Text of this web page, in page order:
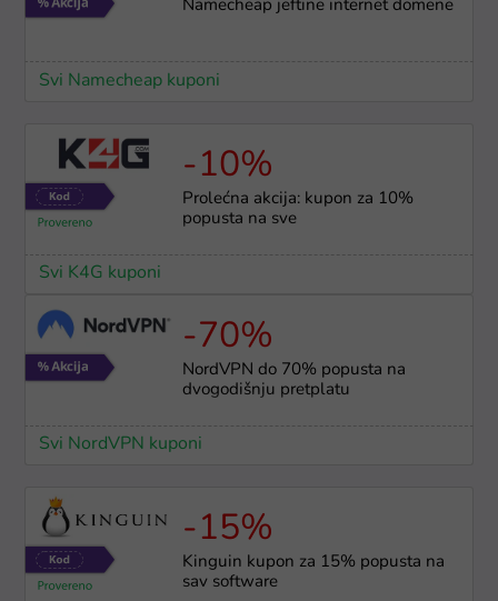
Namecheap jeftine internet domene
Svi Namecheap kuponi
-10%
Prolećna akcija: kupon za 10%
popusta na sve
Svi K4G kuponi
-70%
NordVPN do 70% popusta na
dvogodišnju pretplatu
Svi NordVPN kuponi
-15%
Kinguin kupon za 15% popusta na
sav software